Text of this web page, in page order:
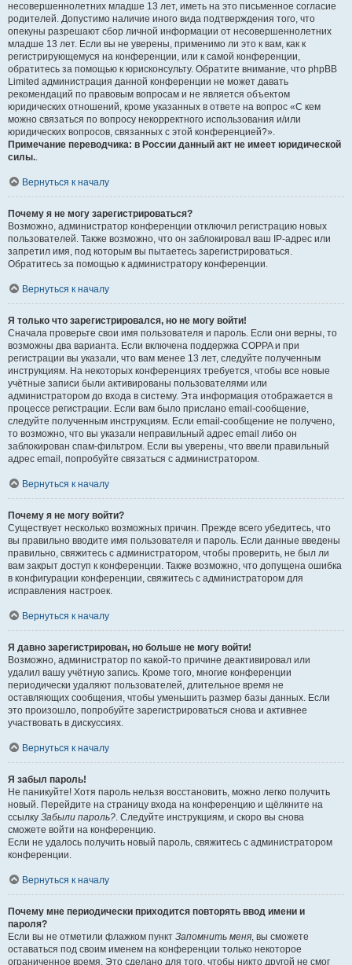
несовершеннолетних младше 13 лет, иметь на это письменное согласие
родителей. Допустимо наличие иного вида подтверждения того, что
опекуны разрешают сбор личной информации от несовершеннолетних
младше 13 лет. Если вы не уверены, применимо ли это к вам, как к
регистрирующемуся на конференции, или к самой конференции,
обратитесь за помощью к юрисконсульту. Обратите внимание, что phpBB
Limited администрация данной конференции не может давать
рекомендаций по правовым вопросам и не является объектом
юридических отношений, кроме указанных в ответе на вопрос «С кем
можно связаться по вопросу некорректного использования и/или
юридических вопросов, связанных с этой конференцией?».
Примечание переводчика: в России данный акт не имеет юридической
силы..
Вернуться к началу
Почему я не могу зарегистрироваться?
Возможно, администратор конференции отключил регистрацию новых
пользователей. Также возможно, что он заблокировал ваш IP-адрес или
запретил имя, под которым вы пытаетесь зарегистрироваться.
Обратитесь за помощью к администратору конференции.
Вернуться к началу
Я только что зарегистрировался, но не могу войти!
Сначала проверьте свои имя пользователя и пароль. Если они верны, то
возможны два варианта. Если включена поддержка COPPA и при
регистрации вы указали, что вам менее 13 лет, следуйте полученным
инструкциям. На некоторых конференциях требуется, чтобы все новые
учётные записи были активированы пользователями или
администратором до входа в систему. Эта информация отображается в
процессе регистрации. Если вам было прислано email-сообщение,
следуйте полученным инструкциям. Если email-сообщение не получено,
то возможно, что вы указали неправильный адрес email либо он
заблокирован спам-фильтром. Если вы уверены, что ввели правильный
адрес email, попробуйте связаться с администратором.
Вернуться к началу
Почему я не могу войти?
Существует несколько возможных причин. Прежде всего убедитесь, что
вы правильно вводите имя пользователя и пароль. Если данные введены
правильно, свяжитесь с администратором, чтобы проверить, не был ли
вам закрыт доступ к конференции. Также возможно, что допущена ошибка
в конфигурации конференции, свяжитесь с администратором для
исправления настроек.
Вернуться к началу
Я давно зарегистрирован, но больше не могу войти!
Возможно, администратор по какой-то причине деактивировал или
удалил вашу учётную запись. Кроме того, многие конференции
периодически удаляют пользователей, длительное время не
оставляющих сообщения, чтобы уменьшить размер базы данных. Если
это произошло, попробуйте зарегистрироваться снова и активнее
участвовать в дискуссиях.
Вернуться к началу
Я забыл пароль!
Не паникуйте! Хотя пароль нельзя восстановить, можно легко получить
новый. Перейдите на страницу входа на конференцию и щёлкните на
ссылку Забыли пароль?. Следуйте инструкциям, и скоро вы снова
сможете войти на конференцию.
Если не удалось получить новый пароль, свяжитесь с администратором
конференции.
Вернуться к началу
Почему мне периодически приходится повторять ввод имени и
пароля?
Если вы не отметили флажком пункт Запомнить меня, вы сможете
оставаться под своим именем на конференции только некоторое
ограниченное время. Это сделано для того, чтобы никто другой не смог